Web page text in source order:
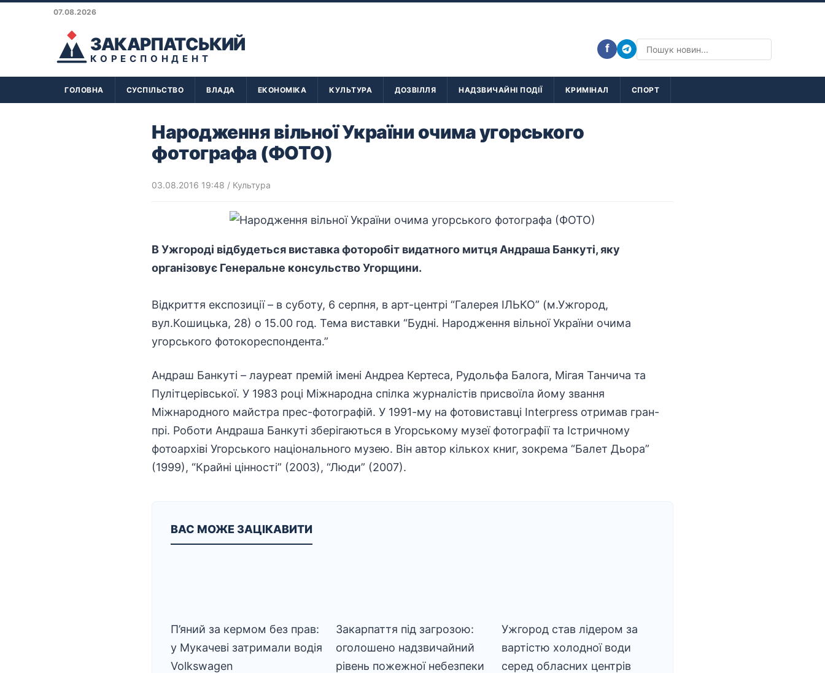
07.08.2026
ЗАКАРПАТСЬКИЙ
КОРЕСПОНДЕНТ
f
ГОЛОВНА СУСПІЛЬСТВО ВЛАДА ЕКОНОМІКА КУЛЬТУРА ДОЗВІЛЛЯ НАДЗВИЧАЙНІ ПОДІЇ КРИМІНАЛ СПОРТ
Народження вільної України очима угорського
фотографа (ФОТО)
03.08.2016 19:48 / Культура
В Ужгороді відбудеться виставка фоторобіт видатного митця Андраша Банкуті, яку
організовує Генеральне консульство Угорщини.
Відкриття експозиції – в суботу, 6 серпня, в арт-центрі “Галерея ІЛЬКО” (м.Ужгород,
вул.Кошицька, 28) о 15.00 год. Тема виставки “Будні. Народження вільної України очима
угорського фотокореспондента.”
Андраш Банкуті – лауреат премій імені Андреа Кертеса, Рудольфа Балога, Мігая Танчича та
Пулітцерівської. У 1983 році Міжнародна спілка журналістів присвоїла йому звання
Міжнародного майстра прес-фотографій. У 1991-му на фотовиставці Interpress отримав гран-
прі. Роботи Андраша Банкуті зберігаються в Угорському музеї фотографії та Істричному
фотоархіві Угорського національного музею. Він автор кількох книг, зокрема “Балет Дьора”
(1999), “Крайні цінності” (2003), “Люди” (2007).
ВАС МОЖЕ ЗАЦІКАВИТИ
П’яний за кермом без прав:
у Мукачеві затримали водія
Volkswagen
Закарпаття під загрозою:
оголошено надзвичайний
рівень пожежної небезпеки
Ужгород став лідером за
вартістю холодної води
серед обласних центрів